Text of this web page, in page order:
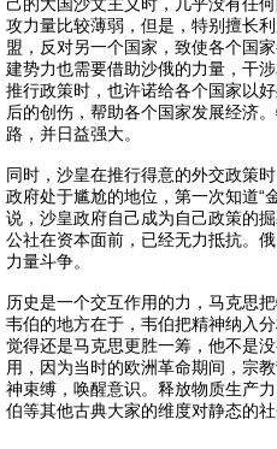
己的大国沙文主义时，几乎没有任
攻力量比较薄弱，但是，特别擅长
盟，反对另一个国家，致使各个国
建势力也需要借助沙俄的力量，干
推行政策时，也许诺给各个国家以
后的创伤，帮助各个国家发展经济
路，并日益强大。
同时，沙皇在推行得意的外交政策
政府处于尴尬的地位，第一次知道“
说，沙皇政府自己成为自己政策的
公社在资本面前，已经无力抵抗。
力量斗争。
历史是一个交互作用的力，马克思
韦伯的地方在于，韦伯把精神纳入
觉得还是马克思更胜一筹，他不是
用，因为当时的欧洲革命期间，宗
神束缚，唤醒意识。释放物质生产
伯等其他古典大家的维度对静态的